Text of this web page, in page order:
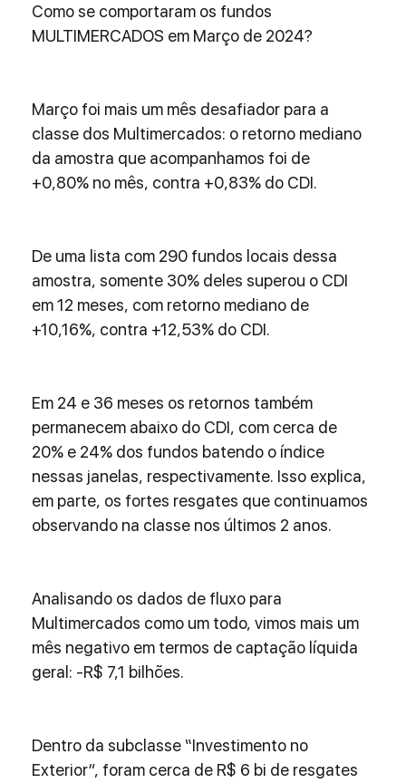
Como se comportaram os fundos
MULTIMERCADOS em Março de 2024?
Março foi mais um mês desafiador para a
classe dos Multimercados: o retorno mediano
da amostra que acompanhamos foi de
+0,80% no mês, contra +0,83% do CDI.
De uma lista com 290 fundos locais dessa
amostra, somente 30% deles superou o CDI
em 12 meses, com retorno mediano de
+10,16%, contra +12,53% do CDI.
Em 24 e 36 meses os retornos também
permanecem abaixo do CDI, com cerca de
20% e 24% dos fundos batendo o índice
nessas janelas, respectivamente. Isso explica,
em parte, os fortes resgates que continuamos
observando na classe nos últimos 2 anos.
Analisando os dados de fluxo para
Multimercados como um todo, vimos mais um
mês negativo em termos de captação líquida
geral: -R$ 7,1 bilhões.
Dentro da subclasse “Investimento no
Exterior”, foram cerca de R$ 6 bi de resgates